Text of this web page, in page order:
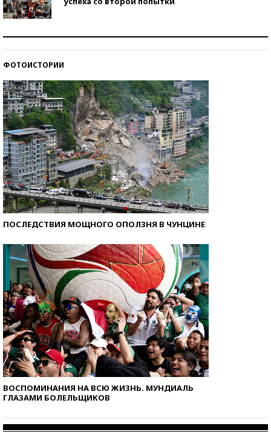
ФОТОИСТОРИИ
ПОСЛЕДСТВИЯ МОЩНОГО ОПОЛЗНЯ В ЧУНЦИНЕ
ВОСПОМИНАНИЯ НА ВСЮ ЖИЗНЬ. МУНДИАЛЬ
ГЛАЗАМИ БОЛЕЛЬЩИКОВ